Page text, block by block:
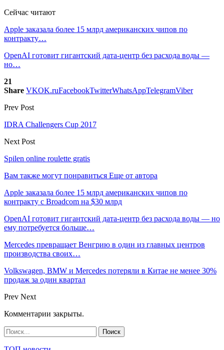
Сейчас читают
Apple заказала более 15 млрд американских чипов по
контракту…
OpenAI готовит гигантский дата-центр без расхода воды —
но…
21
Share VKOK.ruFacebookTwitterWhatsAppTelegramViber
Prev Post
IDRA Challengers Cup 2017
Next Post
Spilen online roulette gratis
Вам также могут понравиться Еще от автора
Apple заказала более 15 млрд американских чипов по
контракту с Broadcom на $30 млрд
OpenAI готовит гигантский дата-центр без расхода воды — но
ему потребуется больше…
Mercedes превращает Венгрию в один из главных центров
производства своих…
Volkswagen, BMW и Mercedes потеряли в Китае не менее 30%
продаж за один квартал
Prev Next
Комментарии закрыты.